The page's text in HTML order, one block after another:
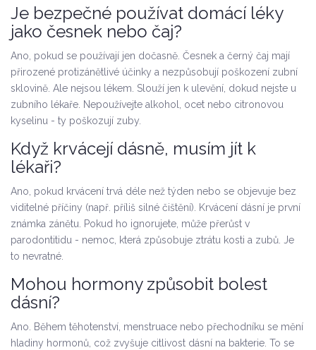
Je bezpečné používat domácí léky
jako česnek nebo čaj?
Ano, pokud se používají jen dočasně. Česnek a černý čaj mají
přirozené protizánětlivé účinky a nezpůsobují poškození zubní
sklovině. Ale nejsou lékem. Slouží jen k ulevění, dokud nejste u
zubního lékaře. Nepoužívejte alkohol, ocet nebo citronovou
kyselinu - ty poškozují zuby.
Když krvácejí dásně, musím jít k
lékaři?
Ano, pokud krvácení trvá déle než týden nebo se objevuje bez
viditelné příčiny (např. příliš silné čištění). Krvácení dásní je první
známka zánětu. Pokud ho ignorujete, může přerůst v
parodontitidu - nemoc, která způsobuje ztrátu kosti a zubů. Je
to nevratné.
Mohou hormony způsobit bolest
dásní?
Ano. Během těhotenství, menstruace nebo přechodníku se mění
hladiny hormonů, což zvyšuje citlivost dásní na bakterie. To se